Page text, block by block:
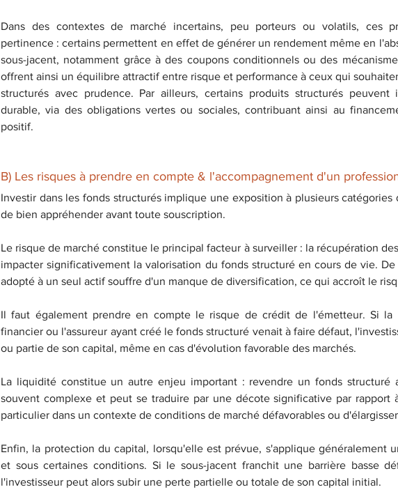
Dans des contextes de marché incertains, peu porteurs ou volatils, ces
pertinence : certains permettent en effet de générer un rendement même en
sous-jacent, notamment grâce à des coupons conditionnels ou des
offrent ainsi un équilibre attractif entre risque et performance à ceux qui
structurés avec prudence. Par ailleurs, certains produits structurés peuvent
durable, via des obligations vertes ou sociales, contribuant ainsi au
positif.
B) Les risques à prendre en compte & l'accompagnement d'un
Investir dans les fonds structurés implique une exposition à plusieurs
de bien appréhender avant toute souscription.
Le risque de marché constitue le principal facteur à surveiller : la récupération
impacter significativement la valorisation du fonds structuré en cours de vie.
adopté à un seul actif souffre d'un manque de diversification, ce qui accroît le
Il faut également prendre en compte le risque de crédit de l'émetteur. Si la
financier ou l'assureur ayant créé le fonds structuré venait à faire défaut,
ou partie de son capital, même en cas d'évolution favorable des marchés.
La liquidité constitue un autre enjeu important : revendre un fonds structuré
souvent complexe et peut se traduire par une décote significative par rapport
particulier dans un contexte de conditions de marché défavorables ou
Enfin, la protection du capital, lorsqu'elle est prévue, s'applique généralement
et sous certaines conditions. Si le sous-jacent franchit une barrière basse
l'investisseur peut alors subir une perte partielle ou totale de son capital initial.